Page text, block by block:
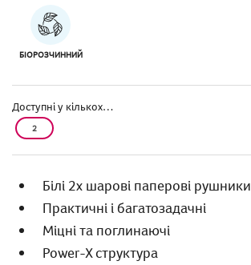
БІОРОЗЧИННИЙ
Доступні у кількох…
2
Білі 2х шарові паперові рушники
Практичні і багатозадачні
Міцні та поглинаючі
Power-X cтруктура